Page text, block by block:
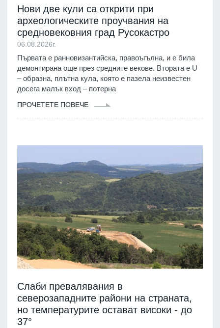
Нови две кули са открити при
археологическите проучвания на
средновековния град Русокастро
06.08.2026г.
Първата е ранновизантийска, правоъгълна, и е била
демонтирана още през средните векове. Втората е U
– образна, плътна кула, която е пазела неизвестен
досега малък вход – потерна
ПРОЧЕТЕТЕ ПОВЕЧЕ
Слаби превалявания в
северозападните райони на страната,
но температурите остават високи - до
37°